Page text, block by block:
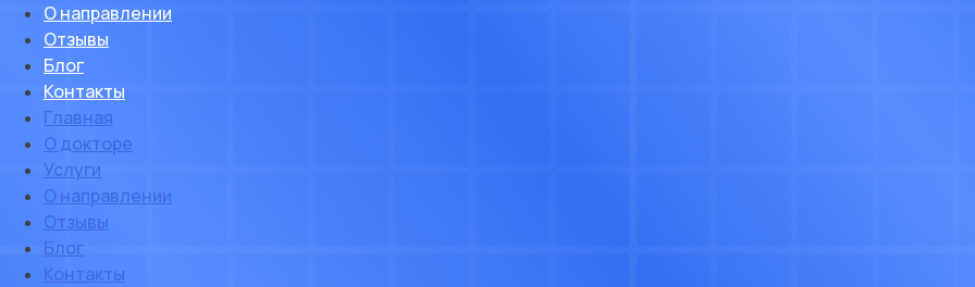
О направлении
Отзывы
Блог
Контакты
Главная
О докторе
Услуги
О направлении
Отзывы
Блог
Контакты